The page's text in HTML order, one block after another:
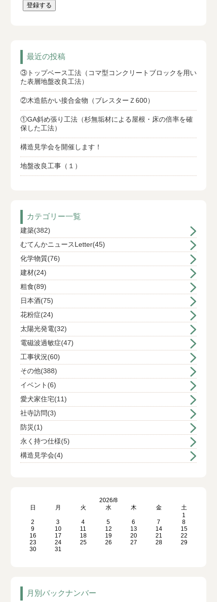
最近の投稿
③トップベース工法（コマ型コンクリートブロックを用い
た表層地盤改良工法）
②木造筋かい接合金物（ブレスターＺ600）
①GA斜め張り工法（杉無垢材による屋根・床の倍率を確
保した工法）
構造見学会を開催します！
地盤改良工事（１）
カテゴリー一覧
建築(382)
むてんかニュースLetter(45)
化学物質(76)
建材(24)
粗食(89)
日本酒(75)
花粉症(24)
太陽光発電(32)
電磁波過敏症(47)
工事状況(60)
その他(388)
イベント(6)
愛犬家住宅(11)
社寺訪問(3)
防災(1)
永く持つ仕様(5)
構造見学会(4)
2026/8
日
月 火 水 木 金
土
1
2
3 4 5 6 7
8
9
10 11 12 13 14
15
16
17 18 19 20 21
22
23
24 25 26 27 28
29
30
31
月別バックナンバー